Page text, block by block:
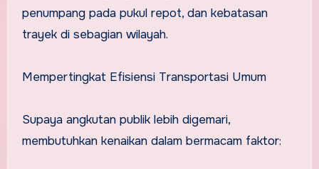
penumpang pada pukul repot, dan kebatasan
trayek di sebagian wilayah.
Mempertingkat Efisiensi Transportasi Umum
Supaya angkutan publik lebih digemari,
membutuhkan kenaikan dalam bermacam faktor: